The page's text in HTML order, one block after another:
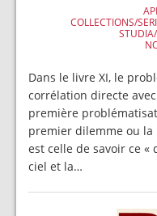
COLLECTIONS/
Dans le livre XI, le
corrélation directe
première
premier dilemme ou la
est celle de savoir ce
ciel et la…